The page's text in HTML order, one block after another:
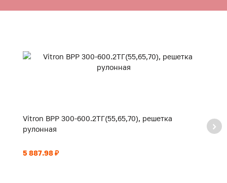
Vitron ВРР 300-600.2ТГ(55,65,70), решетка
рулонная
5 887.98 ₽